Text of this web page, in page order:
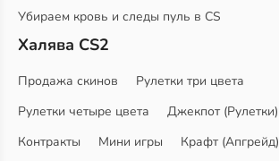
Убираем кровь и следы пуль в CS
Халява CS2
Продажа скинов
Рулетки три цвета
Рулетки четыре цвета
Джекпот (Рулетки)
Контракты
Мини игры Крафт (Апгрейд)